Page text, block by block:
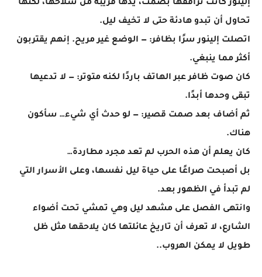
إلينور كانت ترافقها بصمت، يدها قريبة من سلاحها، لكنها
تحاول أن تبدو هادئة حتى لا تخيف ليل.
اتصلت إلينور سرًا بظافر: — الوضع غير مريح. إنهم يقتربون
أكثر مما ينبغي.
كان صوت ظافر عبر الهاتف باردًا لكنه متوتر: — لا تدعيها
تبقى وحدها أبدًا.
ثم أضاف بعد صمت قصير: — لو حدث أي شيء… سأكون
هناك.
كان يعلم أن هذه الحرب لم تعد مجرد مطاردة…
بل أصبحت صراعًا على حياة ليل نفسها، وعلى الأسرار التي
لم تبدأ في الظهور بعد.
وانتهى الفصل على مشهد ليل وهي تمشي تحت أضواء
الشارع، لا تعرف أن تاريخ عائلتها كان يلاحقها مثل ظل
طويل لا يمكن الهروب..